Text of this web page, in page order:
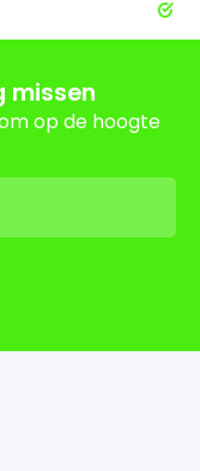
missen
op de hoogte